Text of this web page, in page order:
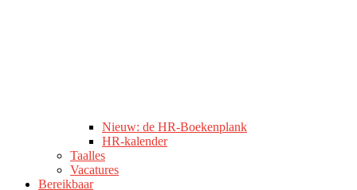
Nieuw: de HR-Boekenplank
HR-kalender
Taalles
Vacatures
Bereikbaar